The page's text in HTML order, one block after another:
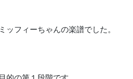
フィーちゃんの楽譜でした。